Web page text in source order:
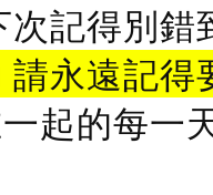
記得別錯
永遠記得
起的每一